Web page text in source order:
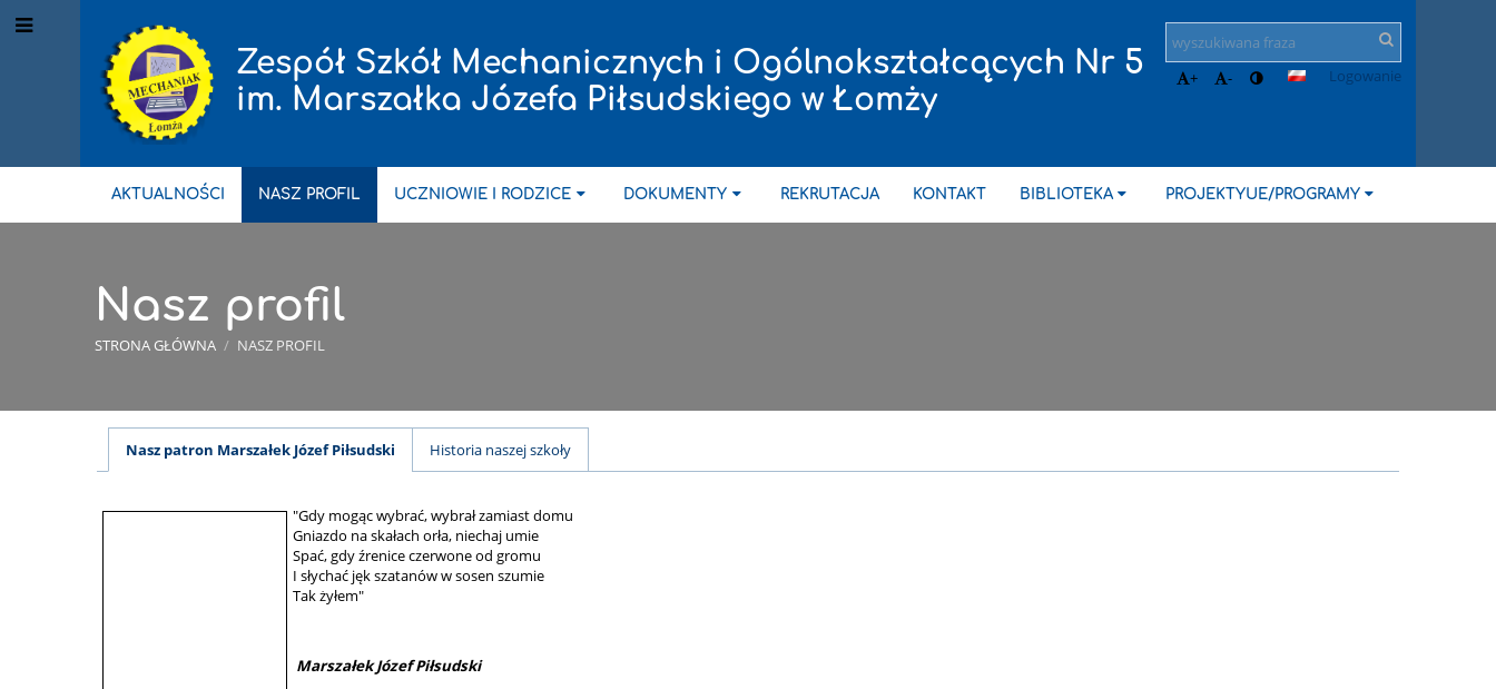
Zespół Szkół Mechanicznych i Ogólnokształcących Nr 5
im. Marszałka Józefa Piłsudskiego w Łomży
+ - Logowanie
AKTUALNOŚCI NASZ PROFIL UCZNIOWIE I RODZICE DOKUMENTY REKRUTACJA KONTAKT BIBLIOTEKA PROJEKTYUE/PROGRAMY
Nasz profil
STRONA GŁÓWNA / NASZ PROFIL
Nasz
profil
Nasz patron Marszałek Józef Piłsudski Historia naszej szkoły
"Gdy mogąc wybrać, wybrał zamiast domu
Gniazdo na skałach orła, niechaj umie
Spać, gdy źrenice czerwone od gromu
I słychać jęk szatanów w sosen szumie
Tak żyłem"
Marszałek Józef Piłsudski